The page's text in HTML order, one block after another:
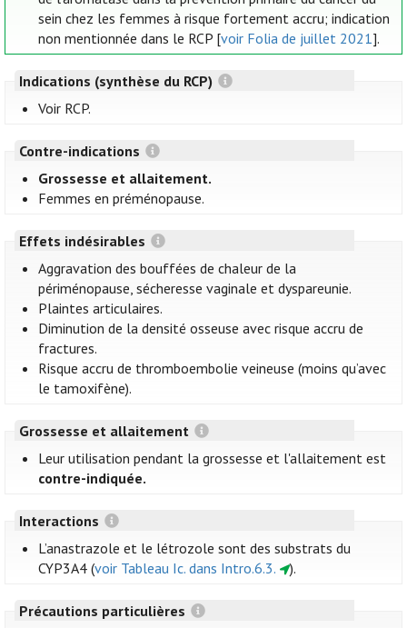
sein chez les femmes à risque fortement accru; indication
non mentionnée dans le RCP [voir Folia de juillet 2021].
Indications (synthèse du RCP)
Voir RCP.
Contre-indications
Grossesse et allaitement.
Femmes en préménopause.
Effets indésirables
Aggravation des bouffées de chaleur de la
périménopause, sécheresse vaginale et dyspareunie.
Plaintes articulaires.
Diminution de la densité osseuse avec risque accru de
fractures.
Risque accru de thromboembolie veineuse (moins qu’avec
le tamoxifène).
Grossesse et allaitement
Leur utilisation pendant la grossesse et l'allaitement est
contre-indiquée.
Interactions
L’anastrazole et le létrozole sont des substrats du
CYP3A4 (voir Tableau Ic. dans Intro.6.3. ).
Précautions particulières